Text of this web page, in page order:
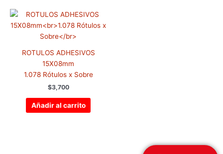
ROTULOS ADHESIVOS
15X08mm
1.078 Rótulos x Sobre
$3,700
Añadir al carrito